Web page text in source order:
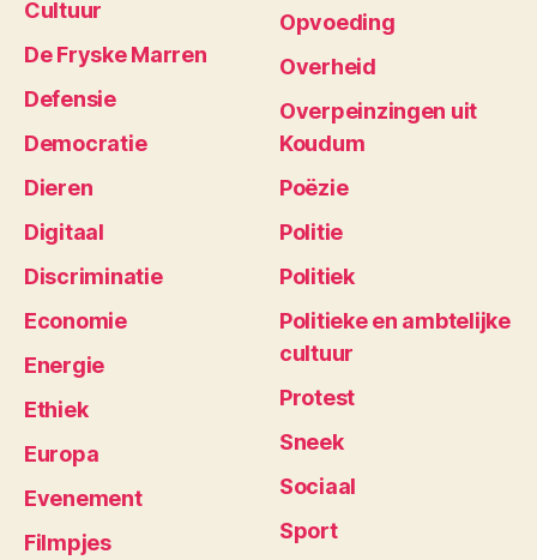
Cultuur
De Fryske Marren
Defensie
Democratie
Dieren
Digitaal
Discriminatie
Economie
Energie
Ethiek
Europa
Evenement
Filmpjes
Opvoeding
Overheid
Overpeinzingen uit
Koudum
Poëzie
Politie
Politiek
Politieke en ambtelijke
cultuur
Protest
Sneek
Sociaal
Sport